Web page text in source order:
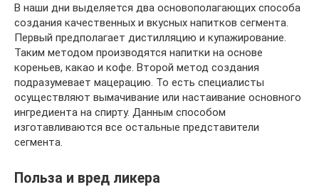
В наши дни выделяется два основополагающих способа
создания качественных и вкусных напитков сегмента.
Первый предполагает дистилляцию и купажирование.
Таким методом производятся напитки на основе
кореньев, какао и кофе. Второй метод создания
подразумевает мацерацию. То есть специалисты
осуществляют вымачивание или настаивание основного
ингредиента на спирту. Данным способом
изготавливаются все остальные представители
сегмента.
Польза и вред ликера